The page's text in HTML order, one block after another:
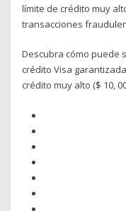
límite de crédito muy
transacciones
Descubra cómo puede
crédito Visa
crédito muy alto ($ 10,